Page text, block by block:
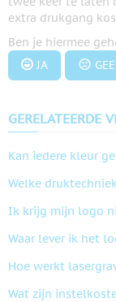
extra drukgang
Ben je hiermee
JA
GERELATEERDE
Kan iedere kleur
Welke
Ik krijg mijn logo
Waar lever ik het
Hoe werkt
Wat zijn